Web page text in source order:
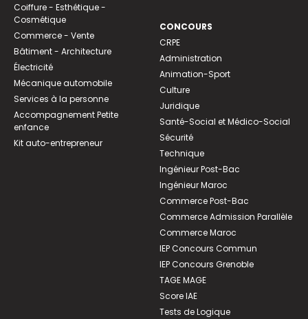
Coiffure - Esthétique -
Cosmétique
Commerce - Vente
Bâtiment - Architecture
Électricité
Mécanique automobile
Services à la personne
Accompagnement Petite
enfance
Kit auto-entrepreneur
CONCOURS
CRPE
Administration
Animation-Sport
Culture
Juridique
Santé-Social et Médico-Social
Sécurité
Technique
Ingénieur Post-Bac
Ingénieur Maroc
Commerce Post-Bac
Commerce Admission Parallèle
Commerce Maroc
IEP Concours Commun
IEP Concours Grenoble
TAGE MAGE
Score IAE
Tests de Logique